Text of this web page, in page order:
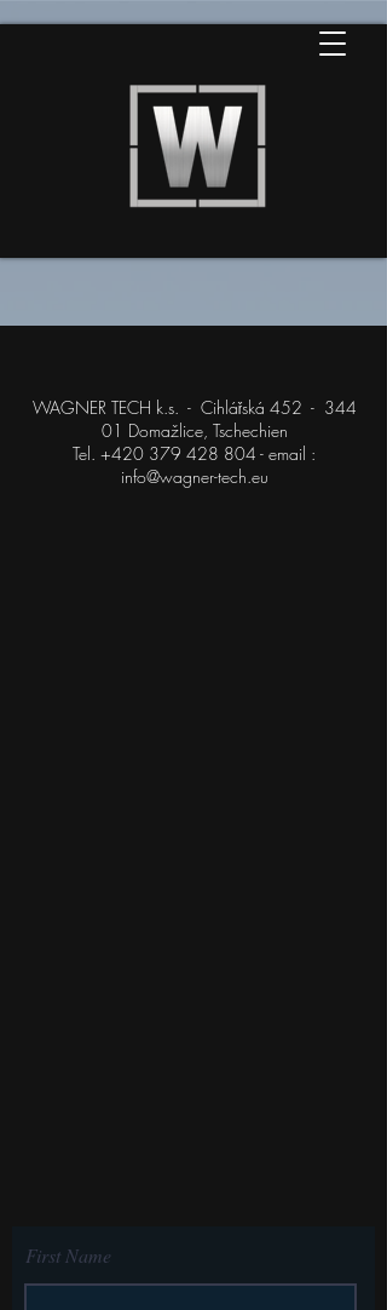
WAGNER TECH k.s. - Cihlářská 452 - 344
01 Domažlice, Tschechien
Tel. +420 379 428 804 - email :
info@wagner-tech.eu
First Name